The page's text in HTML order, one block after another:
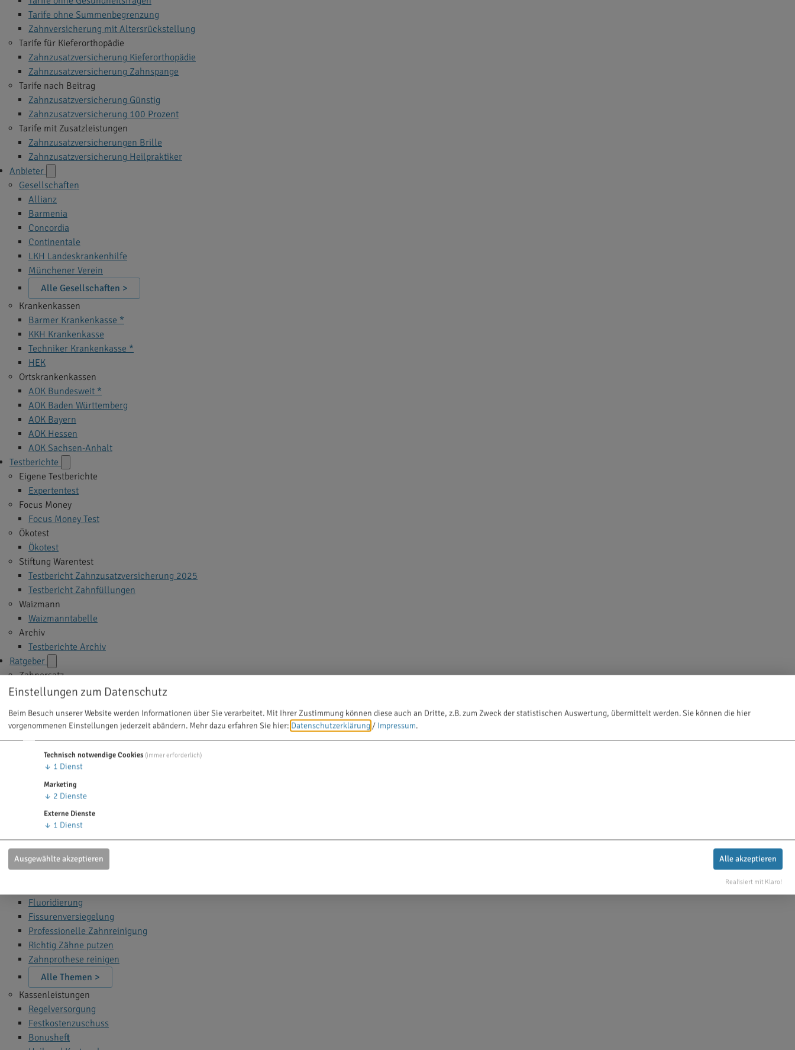
Tarife ohne Summenbegrenzung
Zahnversicherung mit Altersrückstellung
Tarife für Kieferorthopädie
Zahnzusatzversicherung Kieferorthopädie
Zahnzusatzversicherung Zahnspange
Tarife nach Beitrag
Zahnzusatzversicherung Günstig
Zahnzusatzversicherung 100 Prozent
Tarife mit Zusatzleistungen
Zahnzusatzversicherungen Brille
Zahnzusatzversicherung Heilpraktiker
Anbieter
Gesellschaften
Allianz
Barmenia
Concordia
Continentale
LKH Landeskrankenhilfe
Münchener Verein
Alle Gesellschaften >
Krankenkassen
Barmer Krankenkasse *
KKH Krankenkasse
Techniker Krankenkasse *
HEK
Ortskrankenkassen
AOK Bundesweit *
AOK Baden Württemberg
AOK Bayern
AOK Hessen
AOK Sachsen-Anhalt
Testberichte
Eigene Testberichte
Expertentest
Focus Money
Focus Money Test
Ökotest
Ökotest
Stiftung Warentest
Testbericht Zahnzusatzversicherung 2025
Testbericht Zahnfüllungen
Waizmann
Waizmanntabelle
Archiv
Testberichte Archiv
Ratgeber
Zahnersatz
Implantate
Zahnkrone
Zahnbrücke
Alle Themen >
Zahnbehandlung
Zahn Bleaching
Zahnfüllung
Zahnspange
Wurzelbehandlung
Narkose beim Zahnarzt
Alle Themen >
Fluoridierung
Fissurenversiegelung
Professionelle Zahnreinigung
Richtig Zähne putzen
Zahnprothese reinigen
Alle Themen >
Kassenleistungen
Regelversorgung
Festkostenzuschuss
Bonusheft
Einstellungen zum Datenschutz
Beim Besuch unserer Website werden Informationen über Sie verarbeitet. Mit Ihrer Zustimmung können diese auch an Dritte, z.B. zum Zweck der statistischen Auswertung, übermittelt werden. Sie können die hier
vorgenommenen Einstellungen jederzeit abändern. Mehr dazu erfahren Sie hier: Datenschutzerklärung / Impressum.
Technisch notwendige Cookies (immer erforderlich)
↓ 1 Dienst
Marketing
↓ 2 Dienste
Externe Dienste
↓ 1 Dienst
Ausgewählte akzeptieren Alle akzeptieren
Realisiert mit Klaro!